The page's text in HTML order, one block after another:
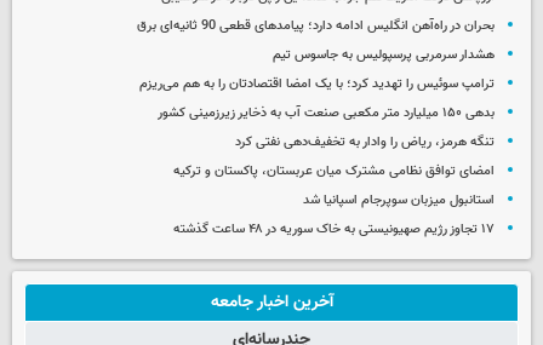
بحران در راه‌آهن انگلیس ادامه دارد؛ پیامدهای قطعی 90 ثانیه‌ای برق
هشدار سرمربی پرسپولیس به جاسوس تیم
ترامپ سوئیس را تهدید کرد؛ با یک امضا اقتصادتان را به هم می‌ریزم
بدهی ۱۵۰ میلیارد متر مکعبی صنعت آب به ذخایر زیرزمینی کشور
تنگه هرمز، ریاض را وادار به تخفیف‌دهی نفتی کرد
امضای توافق نظامی مشترک میان عربستان، پاکستان و ترکیه
استانبول میزبان سوپرجام اسپانیا شد
۱۷ تجاوز رژیم صهیونیستی به خاک سوریه در ۴۸ ساعت گذشته
آخرین اخبار جامعه
چندرسانه‌ای